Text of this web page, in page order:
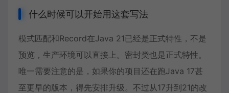
什么时候可以开始用这套写法
模式匹配和Record在Java 21已经是正式特性，不是
预览，生产环境可以直接上。密封类也是正式特性。
唯一需要注意的是，如果你的项目还在跑Java 17甚
至更早的版本，得先安排升级。不过从17升到21的改